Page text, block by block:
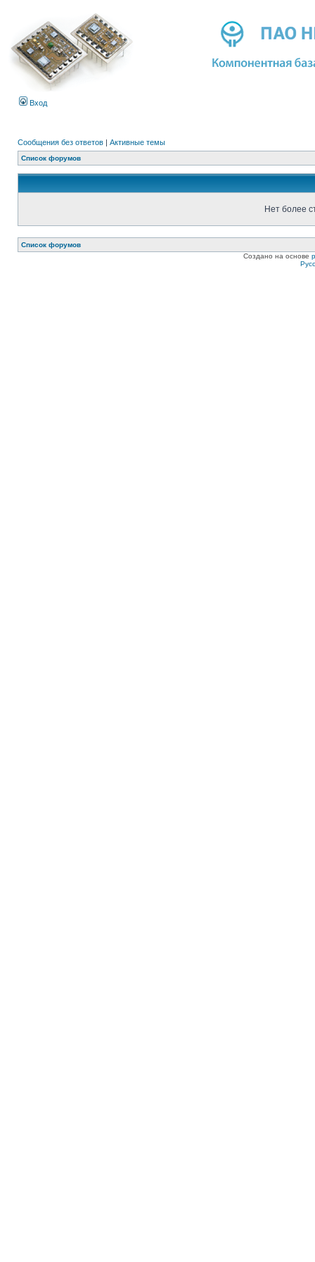
Вход
Сообщения без ответов | Активные темы
Список форумов
Нет более
Список форумов
Создано на основе